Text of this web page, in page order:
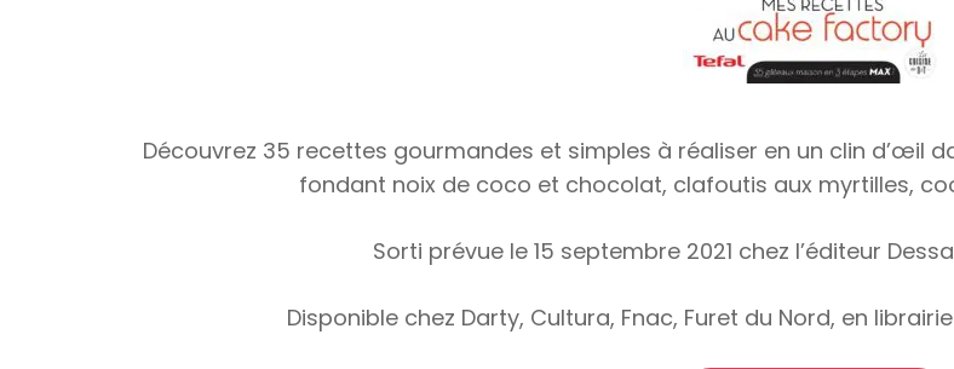
Découvrez 35 recettes gourmandes et simples à réaliser en un clin d’œil
fondant noix de coco et chocolat, clafoutis aux myrtilles,
Sorti prévue le 15 septembre 2021 chez l’éditeur
Disponible chez Darty, Cultura, Fnac, Furet du Nord, en